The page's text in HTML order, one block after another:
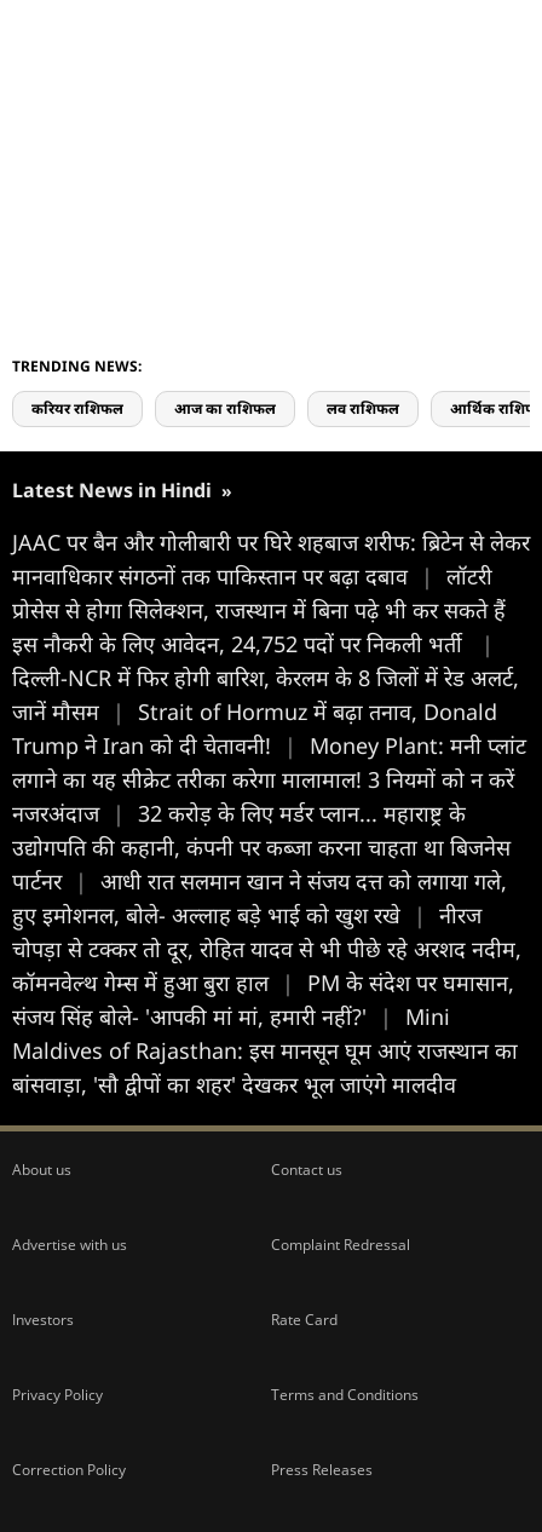
TRENDING NEWS:
करियर राशिफल आज का राशिफल लव राशिफल आर्थिक
Latest News in Hindi »
JAAC पर बैन और गोलीबारी पर घिरे शहबाज शरीफ: ब्रिटेन से लेकर
मानवाधिकार संगठनों तक पाकिस्तान पर बढ़ा दबाव |
लॉटरी
प्रोसेस से होगा सिलेक्शन, राजस्थान में बिना पढ़े भी कर सकते हैं
इस नौकरी के लिए आवेदन, 24,752 पदों पर निकली भर्ती
|
दिल्ली-NCR में फिर होगी बारिश, केरलम के 8 जिलों में रेड अलर्ट,
जानें मौसम
|
Strait of Hormuz में बढ़ा तनाव, Donald
Trump ने Iran को दी चेतावनी!
|
Money Plant: मनी प्लांट
लगाने का यह सीक्रेट तरीका करेगा मालामाल! 3 नियमों को न करें
नजरअंदाज |
32 करोड़ के लिए मर्डर प्लान... महाराष्ट्र के
उद्योगपति की कहानी, कंपनी पर कब्जा करना चाहता था बिजनेस
पार्टनर |
आधी रात सलमान खान ने संजय दत्त को लगाया गले,
हुए इमोशनल, बोले- अल्लाह बड़े भाई को खुश रखे
|
नीरज
चोपड़ा से टक्कर तो दूर, रोहित यादव से भी पीछे रहे अरशद नदीम,
कॉमनवेल्थ गेम्स में हुआ बुरा हाल |
PM के संदेश पर घमासान,
संजय सिंह बोले- 'आपकी मां मां, हमारी नहीं?'
|
Mini
Maldives of Rajasthan: इस मानसून घूम आएं राजस्थान का
बांसवाड़ा, 'सौ द्वीपों का शहर' देखकर भूल जाएंगे मालदीव
About us Contact us
Advertise with us Complaint Redressal
Investors Rate Card
Privacy Policy Terms and Conditions
Correction Policy Press Releases